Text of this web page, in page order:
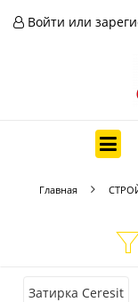
Войти или
Главная
Затирка Ceresit